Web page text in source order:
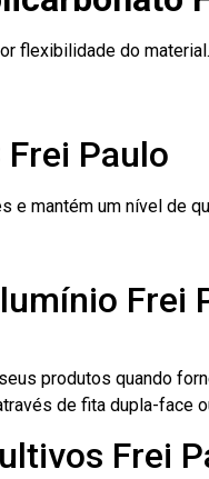
flexibilidade do
Paulo
e mantém um nível de
Frei
produtos quando
de fita dupla-face
Frei